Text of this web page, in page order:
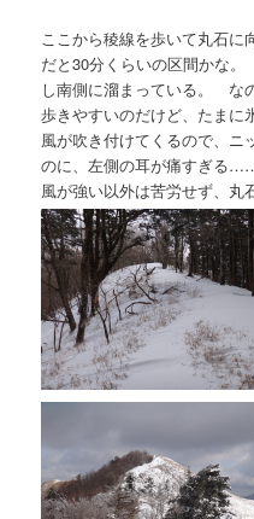
ここから稜線を歩いて丸石
だと30分くらいの区間かな
し南側に溜まっている。 な
歩きやすいのだけど、たま
風が吹き付けてくるので、ニ
のに、左側の耳が痛すぎる
風が強い以外は苦労せず、丸